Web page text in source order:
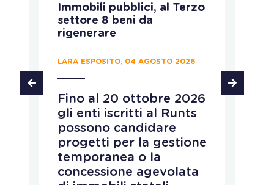
Immobili pubblici, al Terzo
settore 8 beni da
rigenerare
LARA ESPOSITO, 04 AGOSTO 2026
Fino al 20 ottobre 2026
gli enti iscritti al Runts
possono candidare
progetti per la gestione
temporanea o la
concessione agevolata